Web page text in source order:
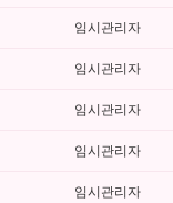
임시관리자
임시관리자
임시관리자
임시관리자
임시관리자